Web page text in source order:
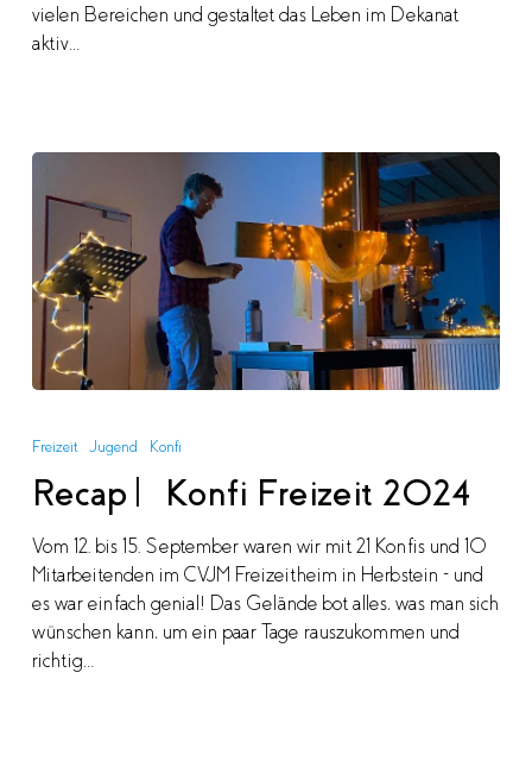
vielen Bereichen und gestaltet das Leben im Dekanat
aktiv…
Konfi
Freizeit
Freizeit Jugend Konfi
Recap | Konfi Freizeit 2024
Vom 12. bis 15. September waren wir mit 21 Konfis und 10
Mitarbeitenden im CVJM Freizeitheim in Herbstein – und
es war einfach genial! Das Gelände bot alles, was man sich
wünschen kann, um ein paar Tage rauszukommen und
richtig…